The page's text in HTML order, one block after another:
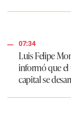
07:34
Luis Felipe
informó que el
capital se